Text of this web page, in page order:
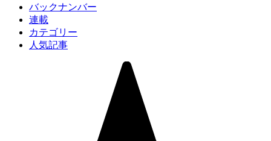
バックナンバー
連載
カテゴリー
人気記事